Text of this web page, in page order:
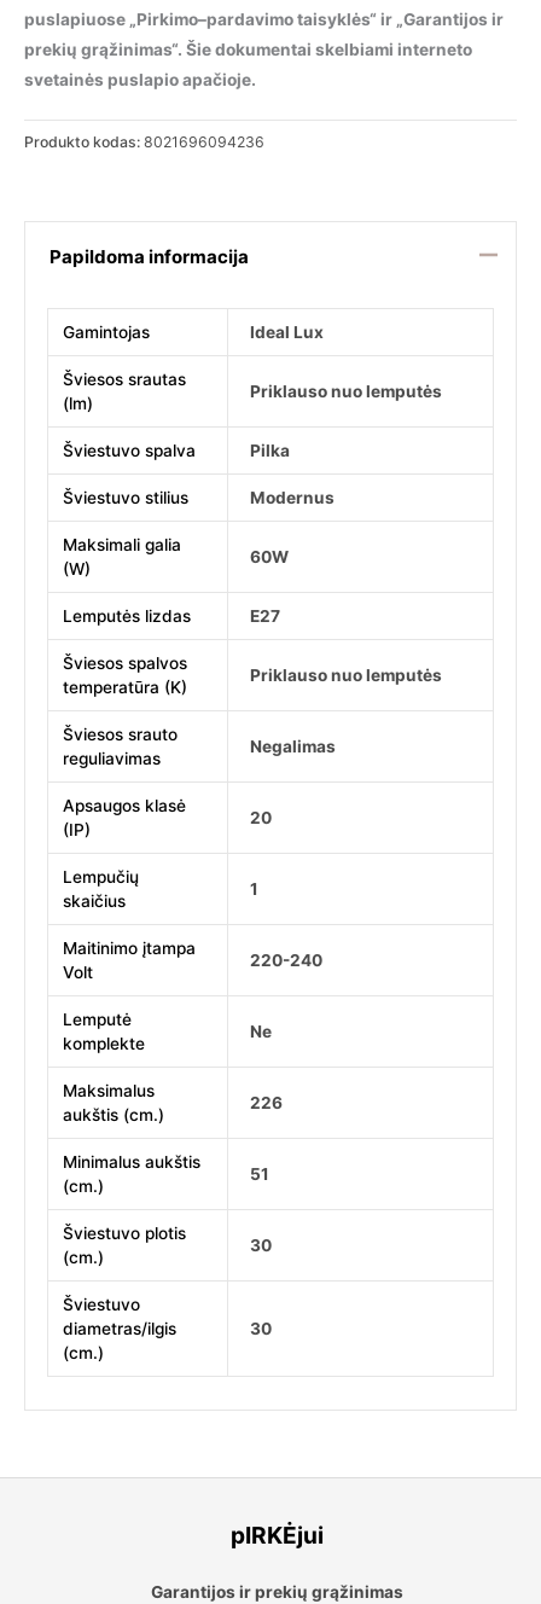
SP1
D30
FUME,
puslapiuose „Pirkimo–pardavimo taisyklės“ ir „Garantijos ir
prekių grąžinimas“. Šie dokumentai skelbiami interneto
svetainės puslapio apačioje.
Produkto kodas: 8021696094236
Papildoma informacija
Gamintojas Ideal Lux
Šviesos srautas
(lm)
Priklauso nuo lemputės
Šviestuvo spalva Pilka
Šviestuvo stilius Modernus
Maksimali galia
(W)
60W
Lemputės lizdas E27
Šviesos spalvos
temperatūra (K)
Priklauso nuo lemputės
Šviesos srauto
reguliavimas
Negalimas
Apsaugos klasė
(IP)
20
Lempučių
skaičius
1
Maitinimo įtampa
Volt
220-240
Lemputė
komplekte
Ne
Maksimalus
aukštis (cm.)
226
Minimalus aukštis
(cm.)
51
Šviestuvo plotis
(cm.)
30
Šviestuvo
diametras/ilgis
(cm.)
30
pIRKĖjui
Garantijos ir prekių grąžinimas